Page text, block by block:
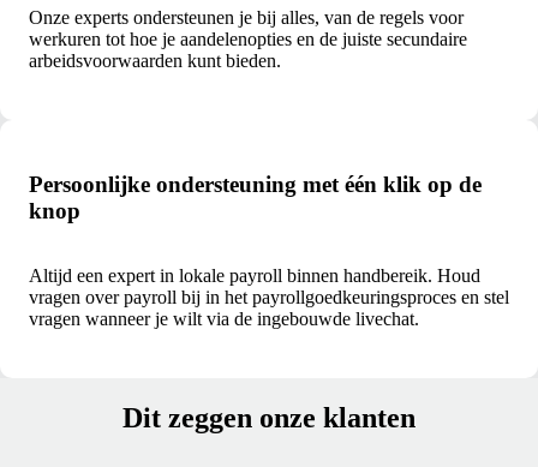
Onze experts ondersteunen je bij alles, van de regels voor
werkuren tot hoe je aandelenopties en de juiste secundaire
arbeidsvoorwaarden kunt bieden.
Persoonlijke ondersteuning met één klik op de
knop
Altijd een expert in lokale payroll binnen handbereik. Houd
vragen over payroll bij in het payrollgoedkeuringsproces en stel
vragen wanneer je wilt via de ingebouwde livechat.
Dit zeggen onze klanten